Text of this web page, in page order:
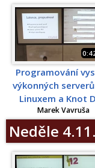
Programování
výkonných
Linuxem a Knot
Marek Vavruša
Neděle